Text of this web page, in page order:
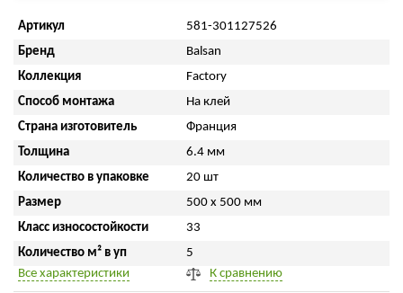
Артикул
581-301127526
Бренд
Balsan
Коллекция
Factory
Способ монтажа
На клей
Страна изготовитель
Франция
Толщина
6.4 мм
Количество в упаковке
20 шт
Размер
500 x 500 мм
Класс износостойкости
33
Количество м² в уп
5
Все характеристики
К сравнению